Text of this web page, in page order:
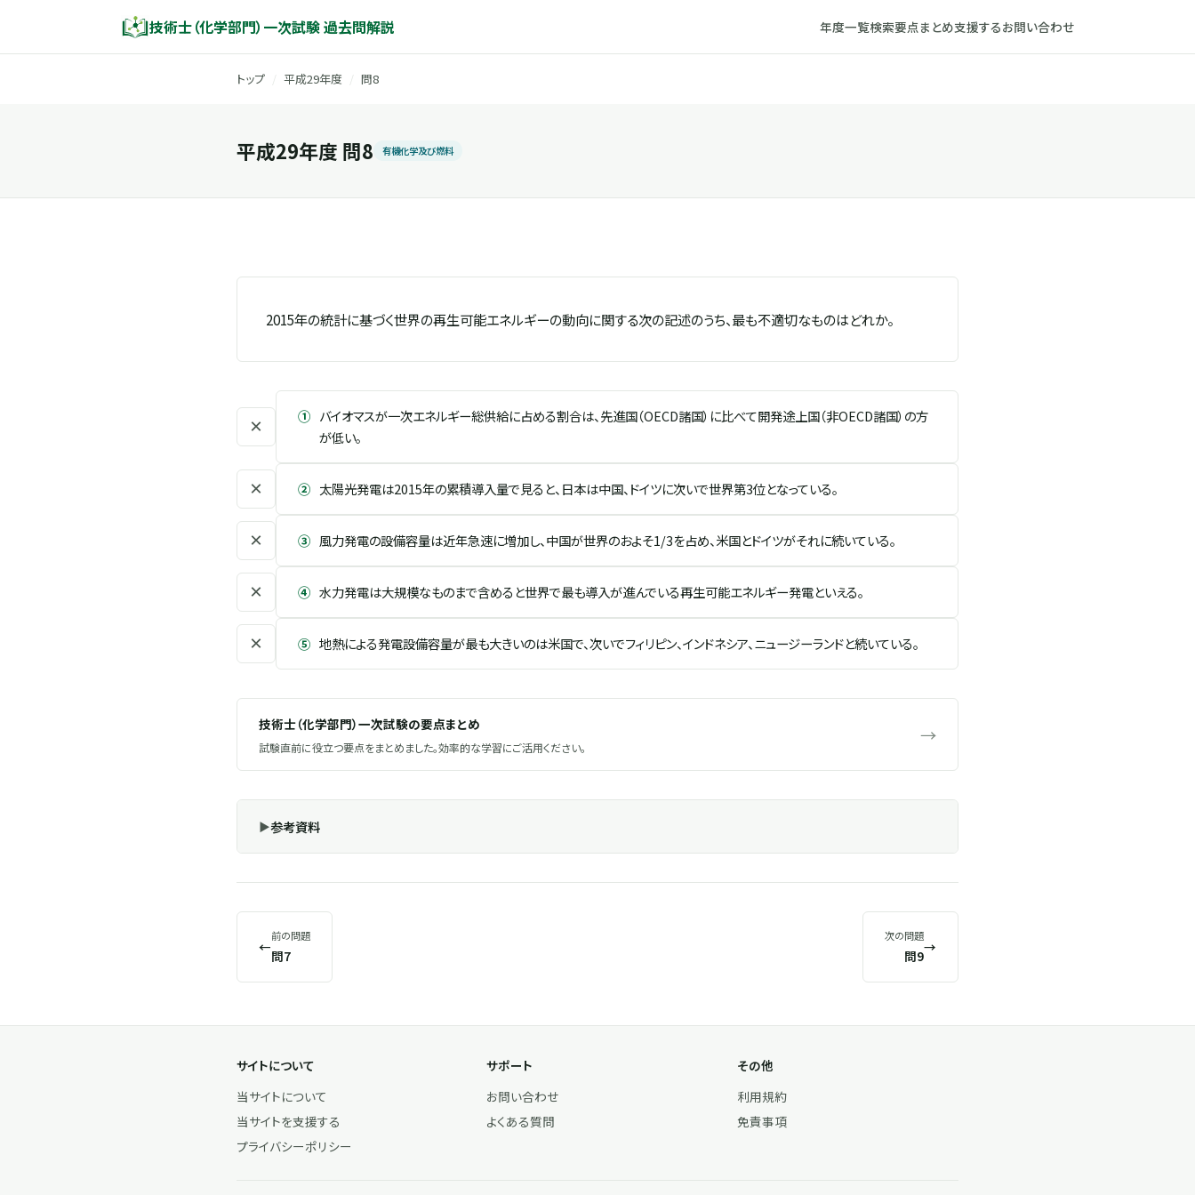
技術士（化学部門）一次試験 過去問解説 年度一覧検索要点まとめ支援するお問い合わせ
トップ 平成29年度 問8
平成29年度 問8 有機化学及び燃料
2015年の統計に基づく世界の再生可能エネルギーの動向に関する次の記述のうち、最も不適切なものはどれか。
× ① バイオマスが一次エネルギー総供給に占める割合は、先進国（OECD諸国）に比べて開発途上国（非OECD諸国）の方
が低い。
× ② 太陽光発電は2015年の累積導入量で見ると、日本は中国、ドイツに次いで世界第3位となっている。
× ③ 風力発電の設備容量は近年急速に増加し、中国が世界のおよそ1/3を占め、米国とドイツがそれに続いている。
× ④ 水力発電は大規模なものまで含めると世界で最も導入が進んでいる再生可能エネルギー発電といえる。
× ⑤ 地熱による発電設備容量が最も大きいのは米国で、次いでフィリピン、インドネシア、ニュージーランドと続いている。
技術士（化学部門）一次試験の要点まとめ
試験直前に役立つ要点をまとめました。効率的な学習にご活用ください。
→
参考資料
←
前の問題
問7
次の問題
問9
→
サイトについて
当サイトについて
当サイトを支援する
プライバシーポリシー
サポート
お問い合わせ
よくある質問
その他
利用規約
免責事項